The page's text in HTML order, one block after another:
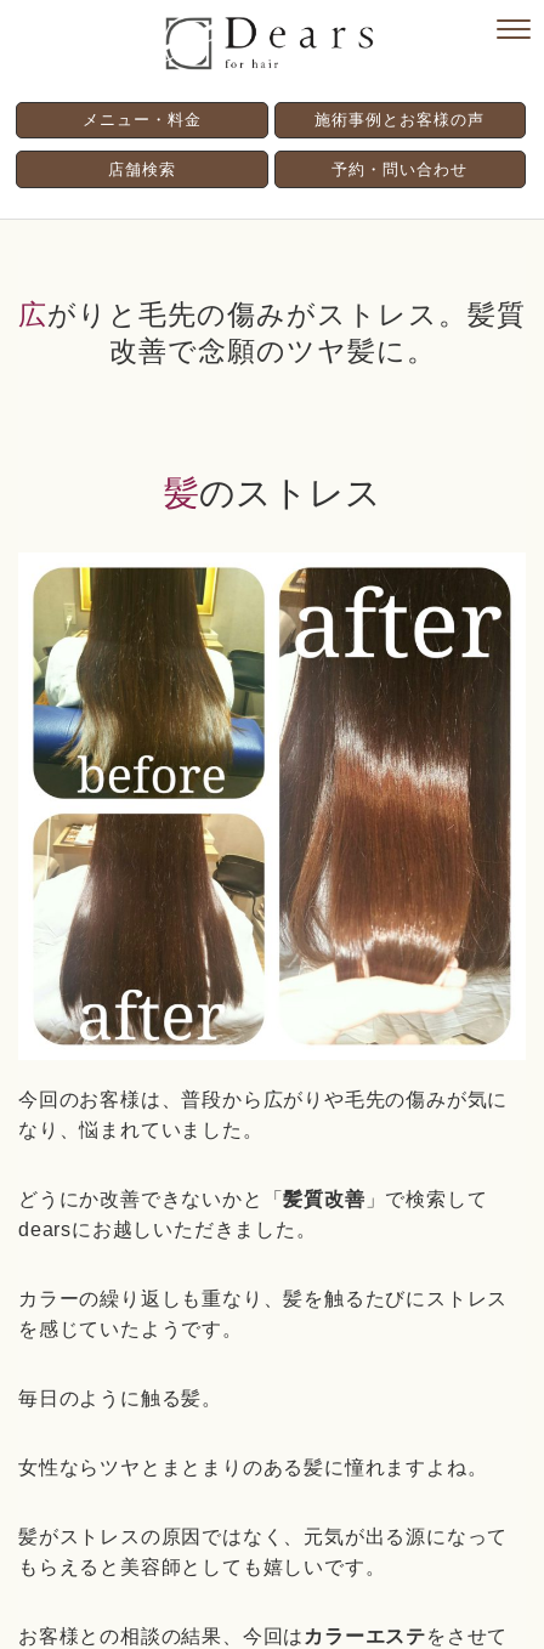
メニュー・料金 施術事例とお客様の声
店舗検索 予約・問い合わせ
広がりと毛先の傷みがストレス。髪質
改善で念願のツヤ髪に。
髪のストレス
今回のお客様は、普段から広がりや毛先の傷みが気に
なり、悩まれていました。
どうにか改善できないかと「髪質改善 」で検索して
dearsにお越しいただきました。
カラーの繰り返しも重なり、髪を触るたびにストレス
を感じていたようです。
毎日のように触る髪。
女性ならツヤとまとまりのある髪に憧れますよね。
髪がストレスの原因ではなく、元気が出る源になって
もらえると美容師としても嬉しいです。
お客様との相談の結果、今回は カラーエステをさせて